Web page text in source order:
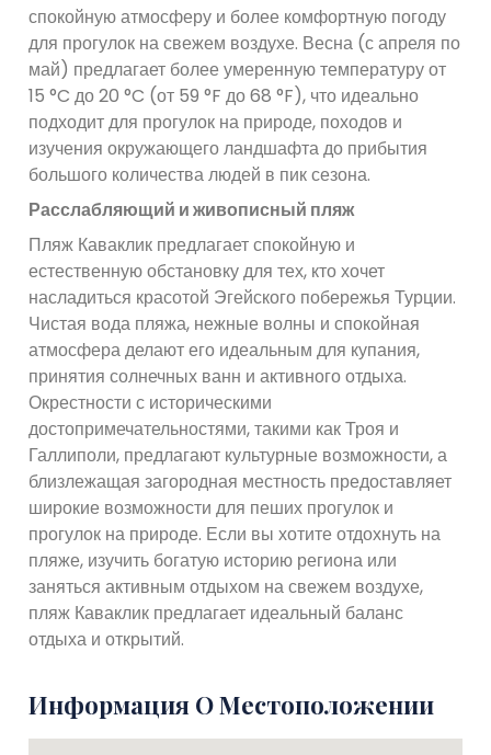
спокойную атмосферу и более комфортную погоду
для прогулок на свежем воздухе. Весна (с апреля по
май) предлагает более умеренную температуру от
15 °C до 20 °C (от 59 °F до 68 °F), что идеально
подходит для прогулок на природе, походов и
изучения окружающего ландшафта до прибытия
большого количества людей в пик сезона.
Расслабляющий и живописный пляж
Пляж Каваклик предлагает спокойную и
естественную обстановку для тех, кто хочет
насладиться красотой Эгейского побережья Турции.
Чистая вода пляжа, нежные волны и спокойная
атмосфера делают его идеальным для купания,
принятия солнечных ванн и активного отдыха.
Окрестности с историческими
достопримечательностями, такими как Троя и
Галлиполи, предлагают культурные возможности, а
близлежащая загородная местность предоставляет
широкие возможности для пеших прогулок и
прогулок на природе. Если вы хотите отдохнуть на
пляже, изучить богатую историю региона или
заняться активным отдыхом на свежем воздухе,
пляж Каваклик предлагает идеальный баланс
отдыха и открытий.
Информация О Местоположении